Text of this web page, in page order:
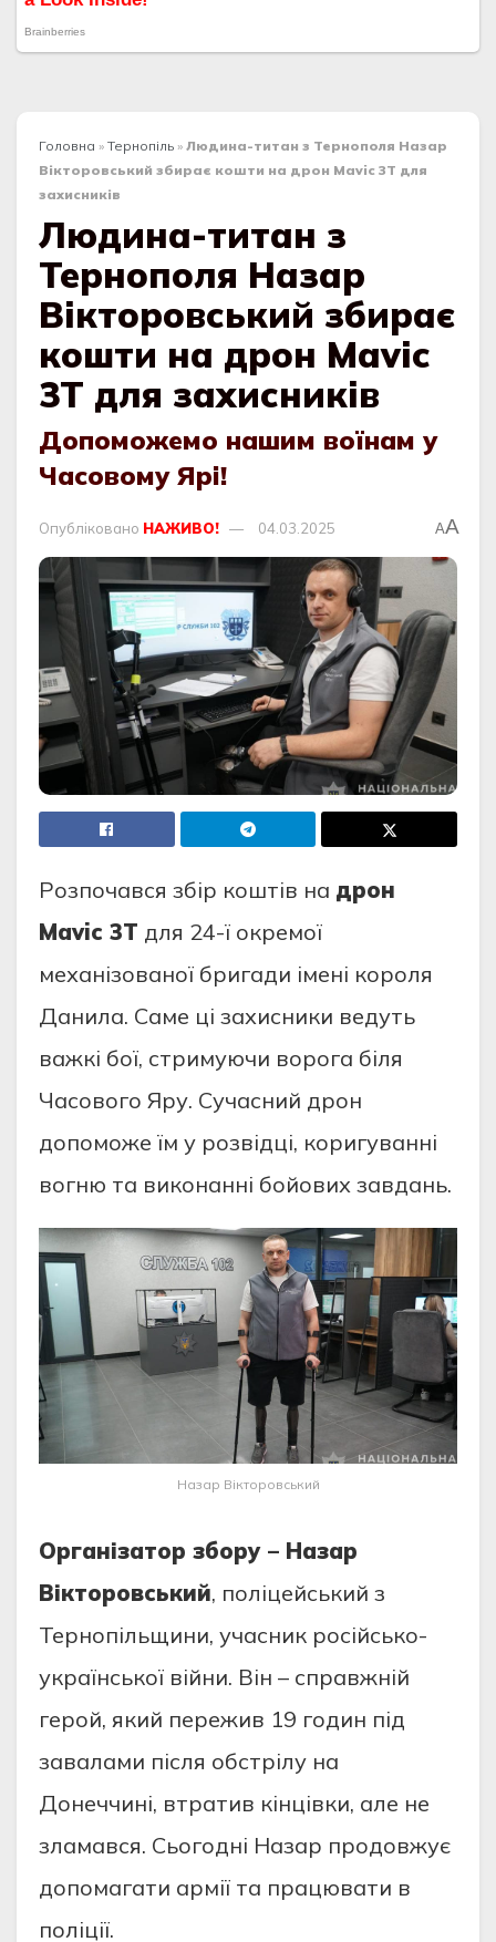
Головна » Тернопіль » Людина-титан з Тернополя Назар
Вікторовський збирає кошти на дрон Mavic 3T для
захисників
Людина-титан з
Тернополя Назар
Вікторовський збирає
кошти на дрон Mavic
3T для захисників
Допоможемо нашим воїнам у
Часовому Ярі!
Опубліковано НАЖИВО! 04.03.2025 AA
Розпочався збір коштів на дрон
Mavic 3T для 24-ї окремої
механізованої бригади імені короля
Данила. Саме ці захисники ведуть
важкі бої, стримуючи ворога біля
Часового Яру. Сучасний дрон
допоможе їм у розвідці, коригуванні
вогню та виконанні бойових завдань.
Назар Вікторовський
Організатор збору – Назар
Вікторовський, поліцейський з
Тернопільщини, учасник російсько-
української війни. Він – справжній
герой, який пережив 19 годин під
завалами після обстрілу на
Донеччині, втратив кінцівки, але не
зламався. Сьогодні Назар продовжує
допомагати армії та працювати в
поліції.